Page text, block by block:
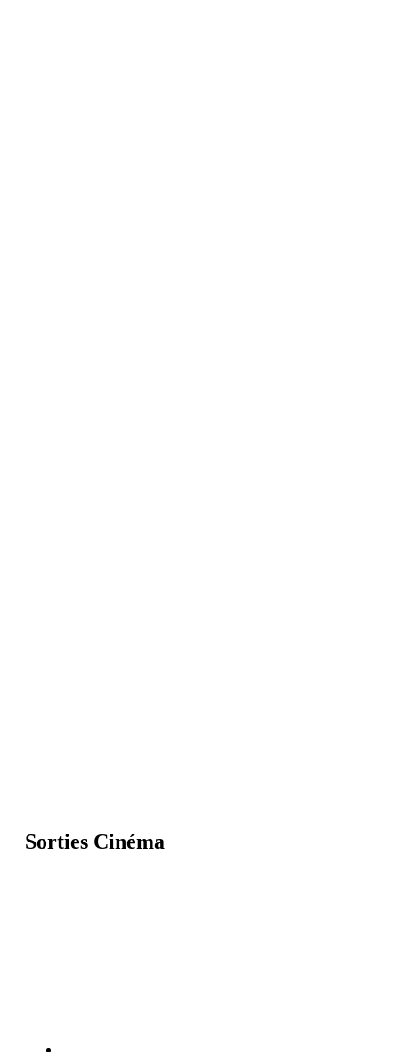
Sorties Cinéma